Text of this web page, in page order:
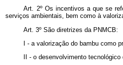
Art. 2º Os incentivos a que se
serviços ambientais, bem como à
Art. 3º São diretrizes da PNMCB:
I - a valorização do bambu como
II - o desenvolvimento